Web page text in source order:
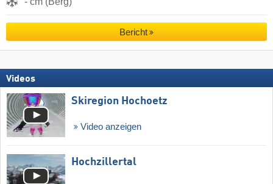
Bericht
Videos
Skiregion Hochoetz
Video anzeigen
Hochzillertal